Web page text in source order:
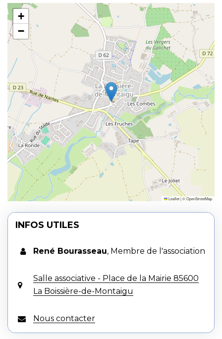
+
−
Leaflet|©OpenStreetMap
INFOS UTILES
René Bourasseau, Membre de l'association
Salle associative - Place de la Mairie 85600
La Boissière-de-Montaigu
Nous contacter